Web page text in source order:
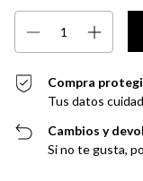
Compra
Tus datos
Cambios y
Si no te gusta,